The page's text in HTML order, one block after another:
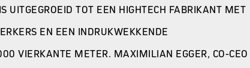
UITGEGROEID TOT EEN HIGHTECH FABRIKANT MET
EN EEN INDRUKWEKKENDE
VIERKANTE METER. MAXIMILIAN EGGER, CO-CEO